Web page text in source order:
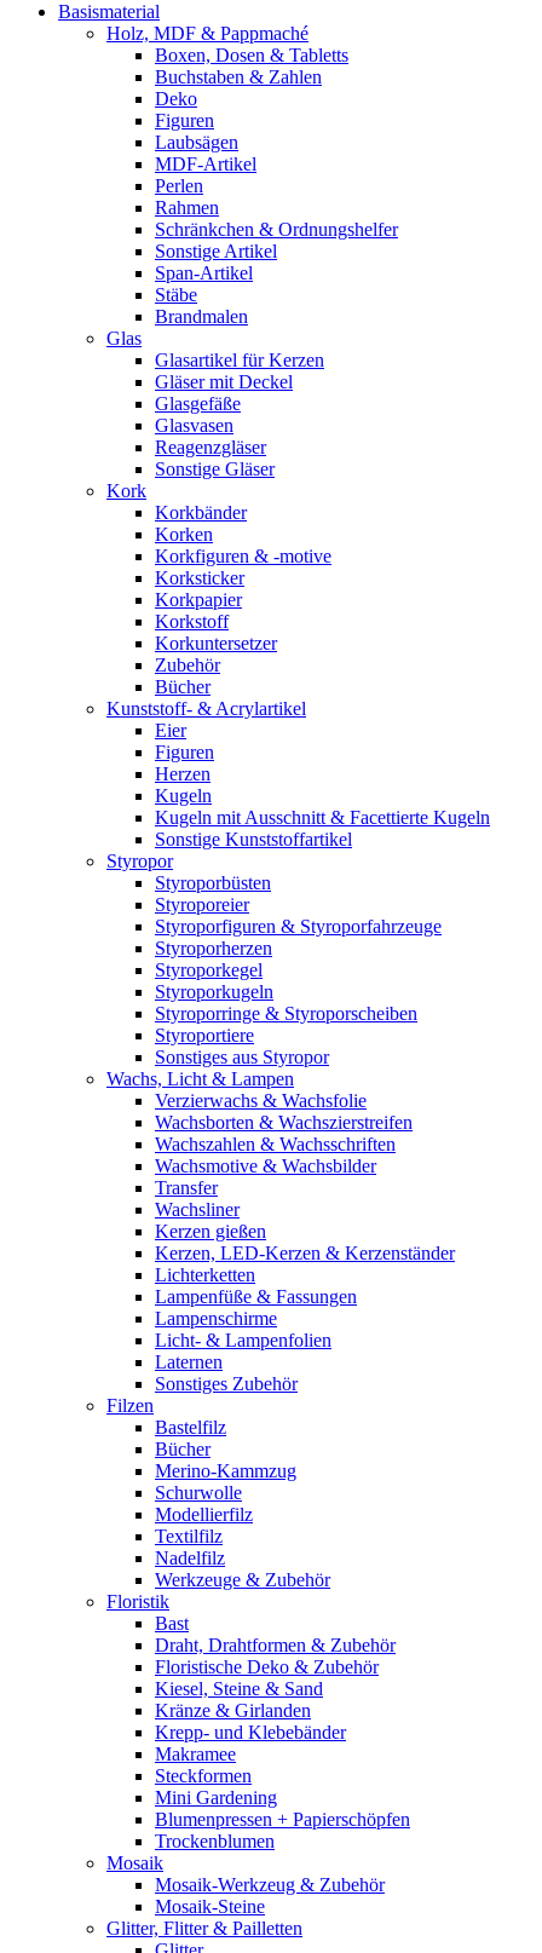
Basismaterial
Holz, MDF & Pappmaché
Boxen, Dosen & Tabletts
Buchstaben & Zahlen
Deko
Figuren
Laubsägen
MDF-Artikel
Perlen
Rahmen
Schränkchen & Ordnungshelfer
Sonstige Artikel
Span-Artikel
Stäbe
Brandmalen
Glas
Glasartikel für Kerzen
Gläser mit Deckel
Glasgefäße
Glasvasen
Reagenzgläser
Sonstige Gläser
Kork
Korkbänder
Korken
Korkfiguren & -motive
Korksticker
Korkpapier
Korkstoff
Korkuntersetzer
Zubehör
Bücher
Kunststoff- & Acrylartikel
Eier
Figuren
Herzen
Kugeln
Kugeln mit Ausschnitt & Facettierte Kugeln
Sonstige Kunststoffartikel
Styropor
Styroporbüsten
Styroporeier
Styroporfiguren & Styroporfahrzeuge
Styroporherzen
Styroporkegel
Styroporkugeln
Styroporringe & Styroporscheiben
Styroportiere
Sonstiges aus Styropor
Wachs, Licht & Lampen
Verzierwachs & Wachsfolie
Wachsborten & Wachszierstreifen
Wachszahlen & Wachsschriften
Wachsmotive & Wachsbilder
Transfer
Wachsliner
Kerzen gießen
Kerzen, LED-Kerzen & Kerzenständer
Lichterketten
Lampenfüße & Fassungen
Lampenschirme
Licht- & Lampenfolien
Laternen
Sonstiges Zubehör
Filzen
Bastelfilz
Bücher
Merino-Kammzug
Schurwolle
Modellierfilz
Textilfilz
Nadelfilz
Werkzeuge & Zubehör
Floristik
Bast
Draht, Drahtformen & Zubehör
Floristische Deko & Zubehör
Kiesel, Steine & Sand
Kränze & Girlanden
Krepp- und Klebebänder
Makramee
Steckformen
Mini Gardening
Blumenpressen + Papierschöpfen
Trockenblumen
Mosaik
Mosaik-Werkzeug & Zubehör
Mosaik-Steine
Glitter, Flitter & Pailletten